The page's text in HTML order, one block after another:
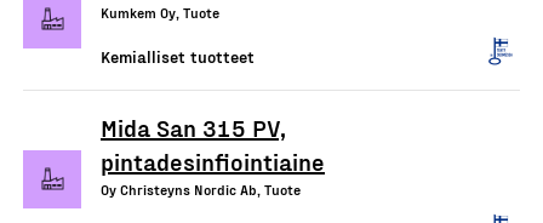
Kumkem Oy, Tuote
Kemialliset tuotteet
Mida San 315 PV,
pintadesinfiointiaine
Oy Christeyns Nordic Ab, Tuote